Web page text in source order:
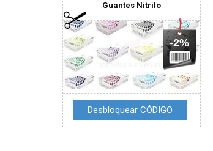
Guantes Nitrilo
-2%